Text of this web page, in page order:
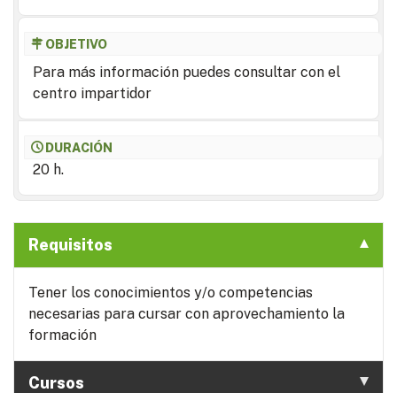
OBJETIVO
Para más información puedes consultar con el
centro impartidor
DURACIÓN
20 h.
Requisitos
Tener los conocimientos y/o competencias
necesarias para cursar con aprovechamiento la
formación
Cursos